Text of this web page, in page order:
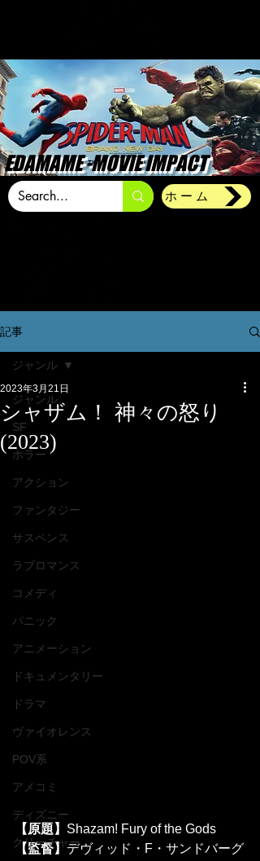
EDAMAME -MOVIE IMPACT
ホーム
記事
ジャンル
SF
ホラー
アクション
ファンタジー
サスペンス
ラブロマンス
コメディ
パニック
アニメーション
ドキュメンタリー
ドラマ
ヴァイオレンス
POV系
アメコミ
ディズニー
クリーチャー
ジャンル
シャザム！ 神々の怒り
(2023)
2023年3月21日
【原題】 Shazam! Fury of the Gods
【監督】デヴィッド・F・サンドバーグ